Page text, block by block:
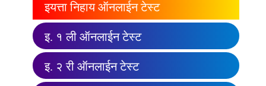
इयत्ता निहाय ऑनलाईन टेस्ट
इ. १ ली ऑनलाईन टेस्ट
इ. २ री ऑनलाईन टेस्ट